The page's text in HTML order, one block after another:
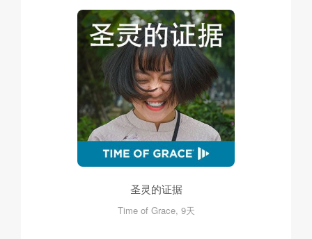
圣灵的证据
Time of Grace, 9天